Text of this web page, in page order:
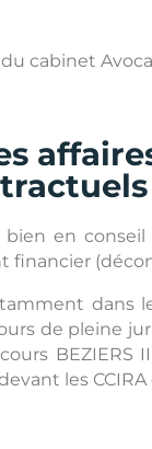
cabinet
bien en
financier
dans
de pleine
les